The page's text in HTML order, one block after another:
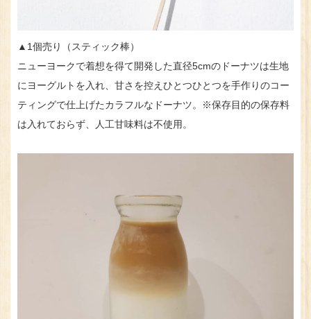
▲1個売り（スティック棒）
ニューヨークで着想を得て開発した直径5cmのドーナツは生地
にヨーグルトを入れ、甘さを控えひとつひとつを手作りのコー
ティングで仕上げたカラフルなドーナツ。※保存目的の保存料
は入れておらず、人工甘味料は不使用。